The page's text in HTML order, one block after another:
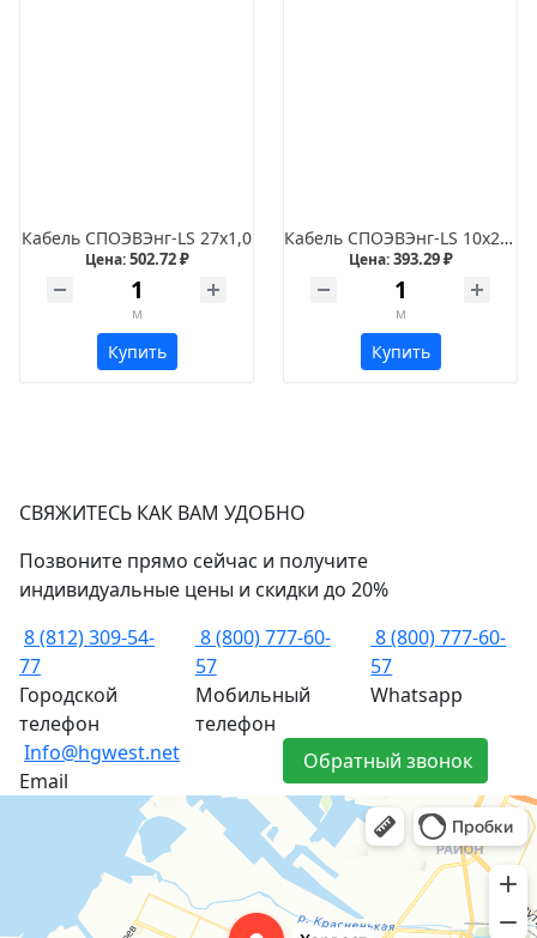
Кабель СПОЭВЭнг-LS 27х1,0
Цена:502.72 ₽
м
Купить
Кабель СПОЭВЭнг-LS 10х2х0,35
Цена:393.29 ₽
м
Купить
СВЯЖИТЕСЬ КАК ВАМ УДОБНО
Позвоните прямо сейчас и получите
индивидуальные цены и скидки до 20%
8 (812) 309-54-
77
Городской
телефон
8 (800) 777-60-
57
Мобильный
телефон
8 (800) 777-60-
57
Whatsapp
Info@hgwest.net
Email
Обратный звонок